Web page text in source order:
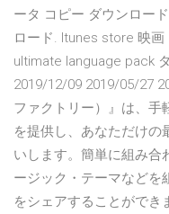
ータ コピー ダウンロー
ロード. Itunes store 映
ultimate language pack
2019/12/09 2019/05/27
ファクトリー）』は、手
を提供し、あなただけの
いします。簡単に組み合
ージック・テーマなどを
をシェアすることができ